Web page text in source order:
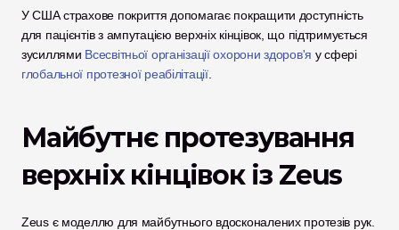
У США страхове покриття допомагає покращити доступність
для пацієнтів з ампутацією верхніх кінцівок, що підтримується
зусиллями Всесвітньої організації охорони здоров'я
у сфері
глобальної протезної реабілітації.
Майбутнє протезування
верхніх кінцівок із Zeus
Zeus є моделлю для майбутнього вдосконалених протезів рук.